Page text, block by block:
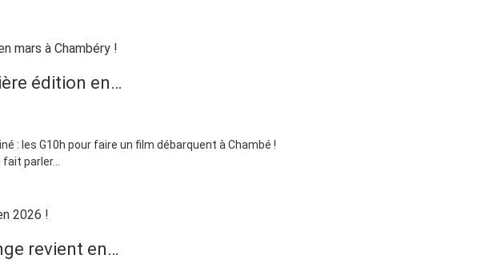
édition en…
: les G10h pour faire un film débarquent à Chambé !
parler...
revient en…